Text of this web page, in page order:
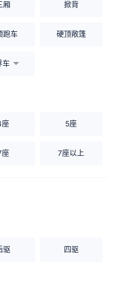
厢 掀背
跑车 硬顶敞篷
车
座 5座
座 7座以上
驱 四驱